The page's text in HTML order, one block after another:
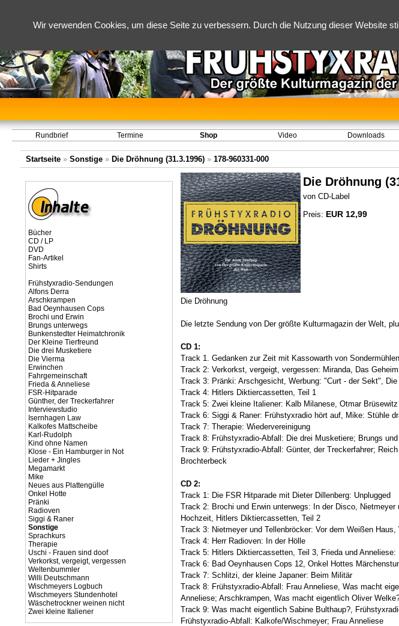
Wir verwenden Cookies, um diese Seite zu verbessern. Durch die Nutzung dieser Website
Rundbrief Termine Shop Video Downloads
Startseite » Sonstige » Die Dröhnung (31.3.1996) » 178-960331-000
Bücher
CD / LP
DVD
Fan-Artikel
Shirts
Frühstyxradio-Sendungen
Alfons Derra
Arschkrampen
Bad Oeynhausen Cops
Brochi und Erwin
Brungs unterwegs
Bunkenstedter Heimatchronik
Der Kleine Tierfreund
Die drei Musketiere
Die Vierma
Erwinchen
Fahrgemeinschaft
Frieda & Anneliese
FSR-Hitparade
Günther, der Treckerfahrer
Interviewstudio
Isernhagen Law
Kalkofes Mattscheibe
Karl-Rudolph
Kind ohne Namen
Klose - Ein Hamburger in Not
Lieder + Jingles
Megamarkt
Mike
Neues aus Plattengülle
Onkel Hotte
Pränki
Radioven
Siggi & Raner
Sonstige
Sprachkurs
Therapie
Uschi - Frauen sind doof
Verkorkst, vergeigt, vergessen
Weltenbummler
Willi Deutschmann
Wischmeyers Logbuch
Wischmeyers Stundenhotel
Wäschetrockner weinen nicht
Zwei kleine Italiener
Die Dröhnung
von CD-Label
Preis: EUR 12,99
Die Dröhnung
Die letzte Sendung von Der größte Kulturmagazin der Welt,
CD 1:
Track 1. Gedanken zur Zeit mit Kassowarth von
Track 2: Verkorkst, vergeigt, vergessen: Miranda, Das
Track 3: Pränki: Arschgesicht, Werbung: "Curt - der Sekt",
Track 4: Hitlers Diktiercassetten, Teil 1
Track 5: Zwei kleine Italiener: Kalb Milanese, Otmar
Track 6: Siggi & Raner: Frühstyxradio hört auf, Mike: Stühle
Track 7: Therapie: Wiedervereinigung
Track 8: Frühstyxradio-Abfall: Die drei Musketiere; Brungs
Track 9: Frühstyxradio-Abfall: Günter, der Treckerfahrer;
Brochterbeck
CD 2:
Track 1: Die FSR Hitparade mit Dieter Dillenberg: Unplugged
Track 2: Brochi und Erwin unterwegs: In der Disco,
Hochzeit, Hitlers Diktiercassetten, Teil 2
Track 3: Nietmeyer und Tellenbröcker: Vor dem Weißen
Track 4: Herr Radioven: In der Hölle
Track 5: Hitlers Diktiercassetten, Teil 3, Frieda und Anneliese:
Track 6: Bad Oeynhausen Cops 12, Onkel Hottes
Track 7: Schlitzi, der kleine Japaner: Beim Militär
Track 8: Frühstyxradio-Abfall: Frau Anneliese, Was macht
Anneliese; Arschkrampen, Was macht eigentlich Oliver
Track 9: Was macht eigentlich Sabine Bulthaup?,
Frühstyxradio-Abfall: Kalkofe/Wischmeyer; Frau Anneliese